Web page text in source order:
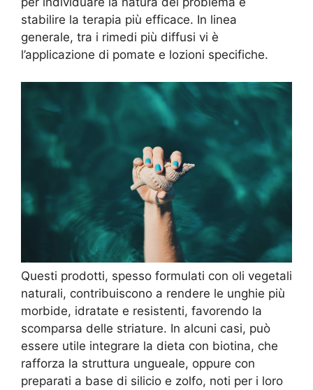
stabilire la terapia più efficace. In linea
generale, tra i rimedi più diffusi vi è
l’applicazione di pomate e lozioni specifiche.
Questi prodotti, spesso formulati con oli vegetali
naturali, contribuiscono a rendere le unghie più
morbide, idratate e resistenti, favorendo la
scomparsa delle striature. In alcuni casi, può
essere utile integrare la dieta con biotina, che
rafforza la struttura ungueale, oppure con
preparati a base di silicio e zolfo, noti per i loro